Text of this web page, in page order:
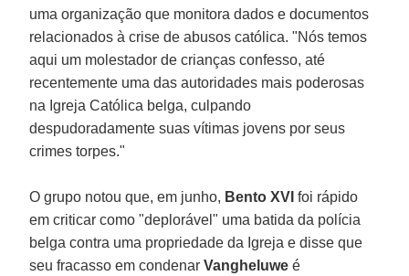
uma organização que monitora dados e documentos
relacionados à crise de abusos católica. "Nós temos
aqui um molestador de crianças confesso, até
recentemente uma das autoridades mais poderosas
na Igreja Católica belga, culpando
despudoradamente suas vítimas jovens por seus
crimes torpes."
O grupo notou que, em junho, Bento XVI foi rápido
em criticar como "deplorável" uma batida da polícia
belga contra uma propriedade da Igreja e disse que
seu fracasso em condenarVangheluwe é